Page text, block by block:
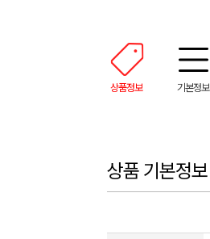
상품정보 기본정보
상품 기본정보